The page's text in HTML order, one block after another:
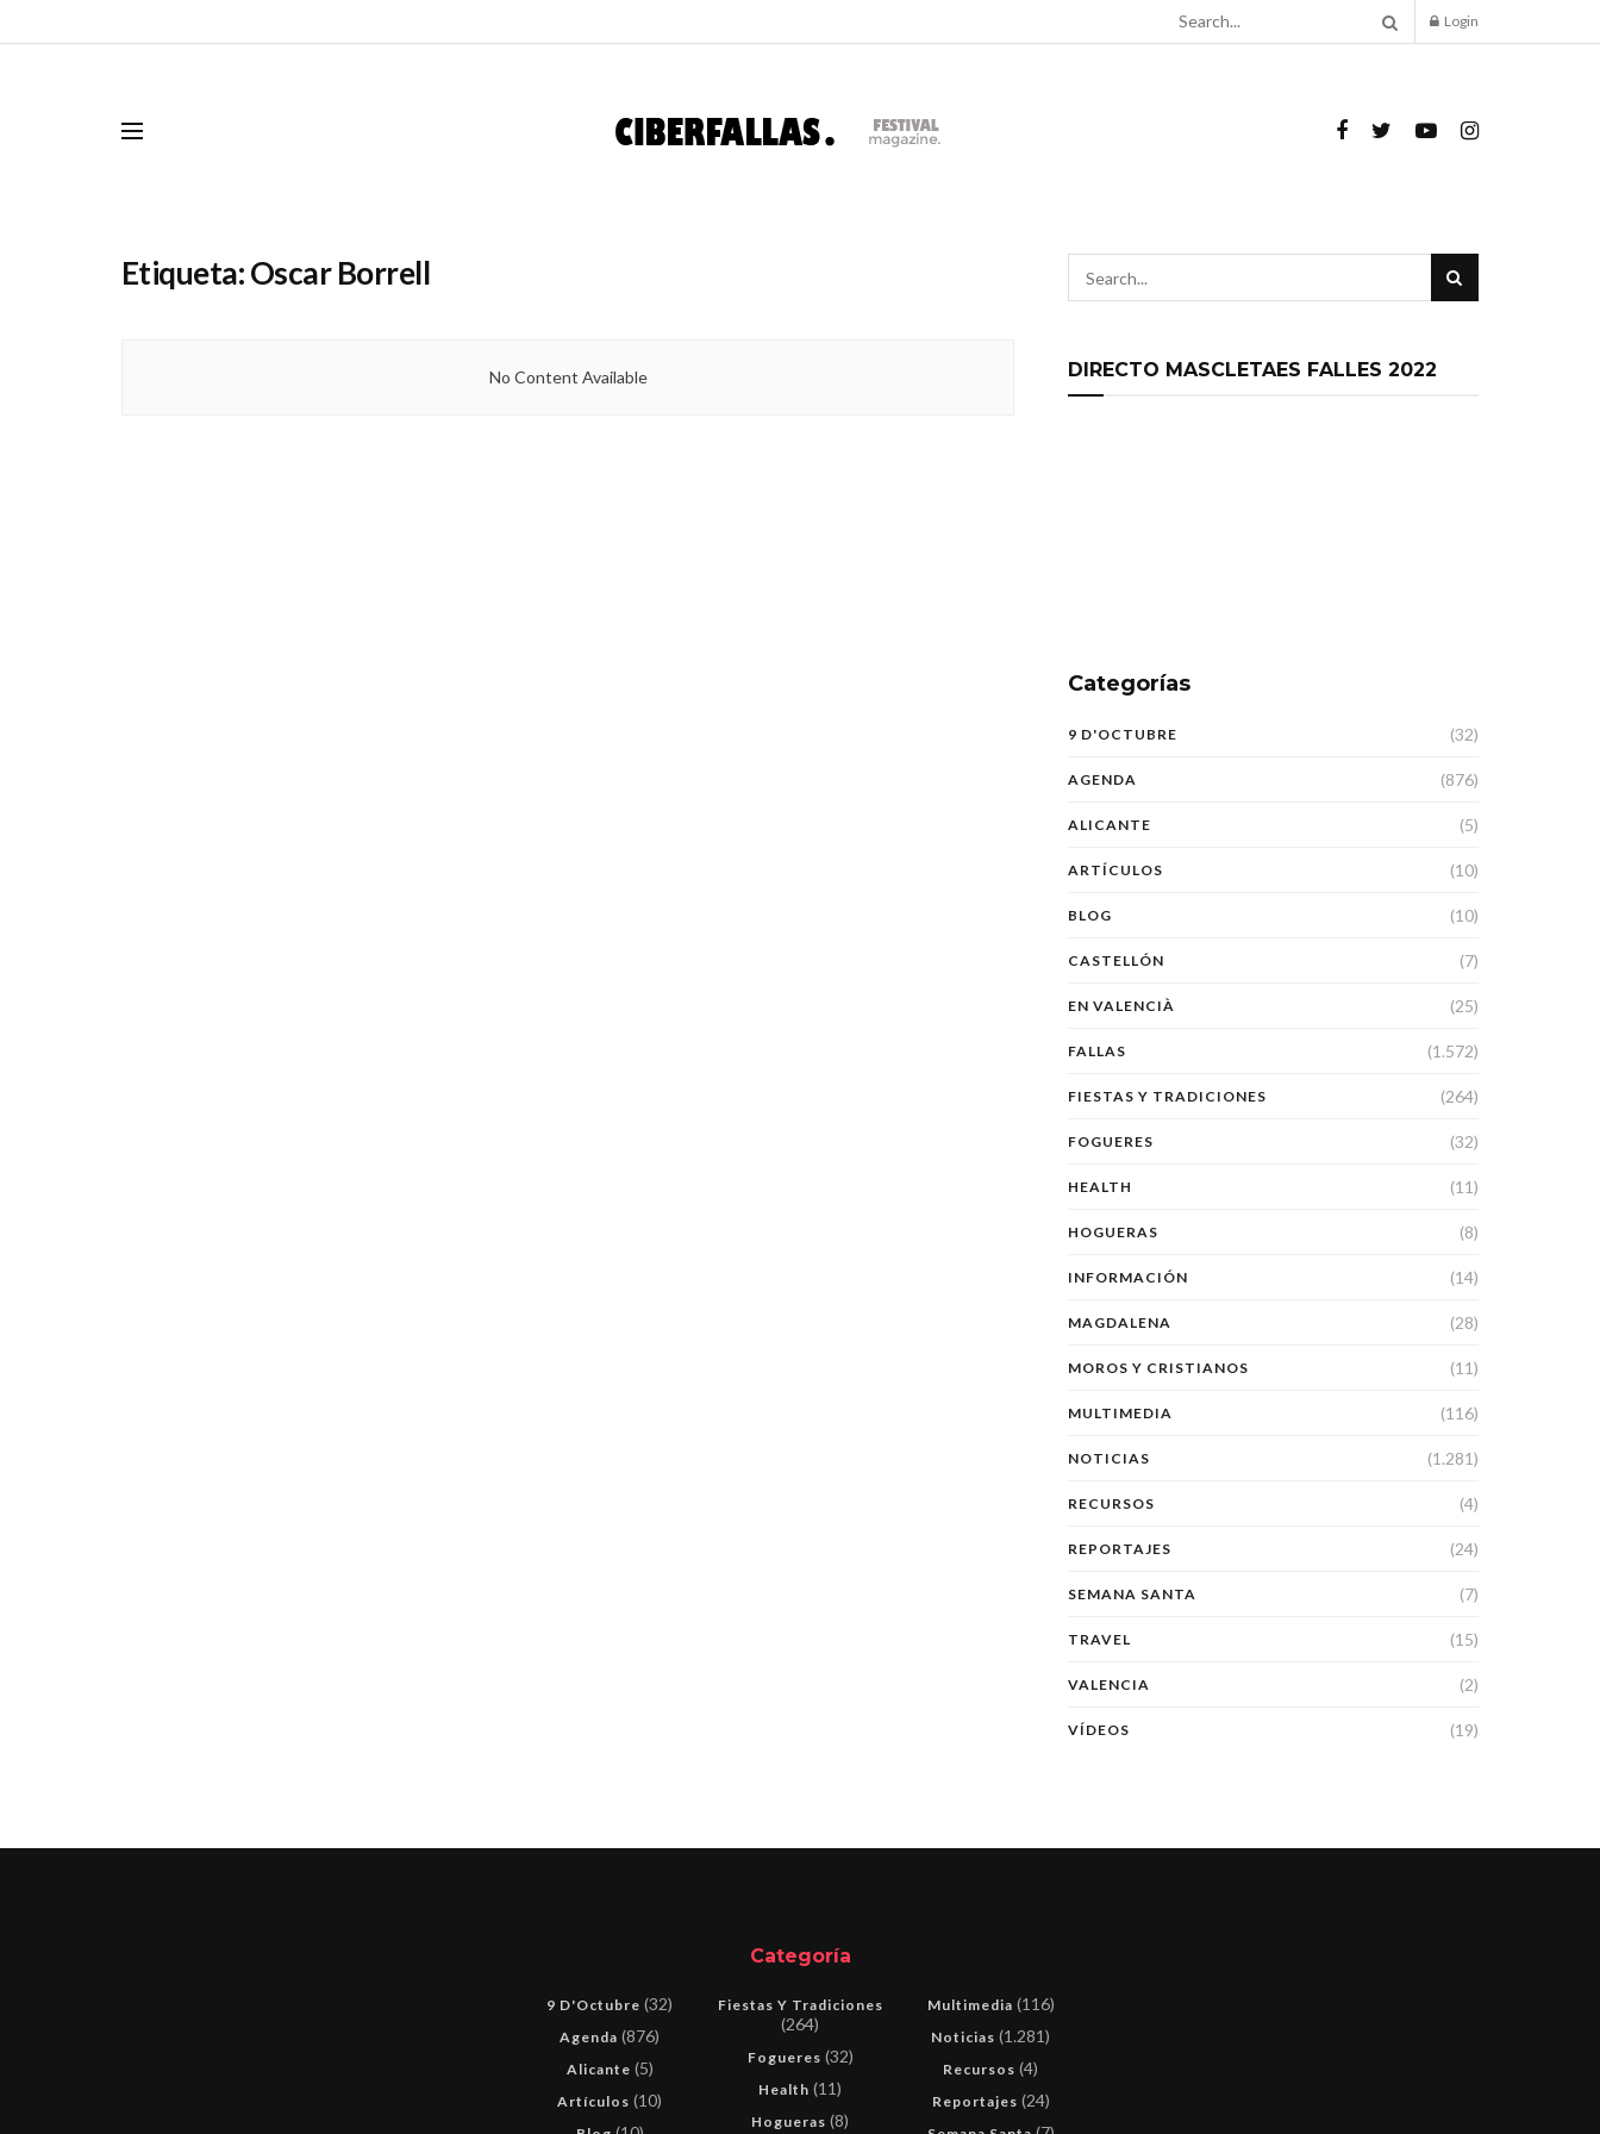
Login
Etiqueta:Oscar Borrell
No Content Available DIRECTO MASCLETAES FALLES 2022
Categorías
9 D'OCTUBRE (32)
AGENDA (876)
ALICANTE (5)
ARTÍCULOS (10)
BLOG (10)
CASTELLÓN (7)
EN VALENCIÀ (25)
FALLAS (1.572)
FIESTAS Y TRADICIONES (264)
FOGUERES (32)
HEALTH (11)
HOGUERAS (8)
INFORMACIÓN (14)
MAGDALENA (28)
MOROS Y CRISTIANOS (11)
MULTIMEDIA (116)
NOTICIAS (1.281)
RECURSOS (4)
REPORTAJES (24)
SEMANA SANTA (7)
TRAVEL (15)
VALENCIA (2)
VÍDEOS (19)
Categoría
9 D'Octubre (32)
Agenda (876)
Alicante (5)
Artículos (10)
Fiestas Y Tradiciones
(264)
Fogueres (32)
Health (11)
Hogueras (8)
Multimedia (116)
Noticias (1.281)
Recursos (4)
Reportajes (24)